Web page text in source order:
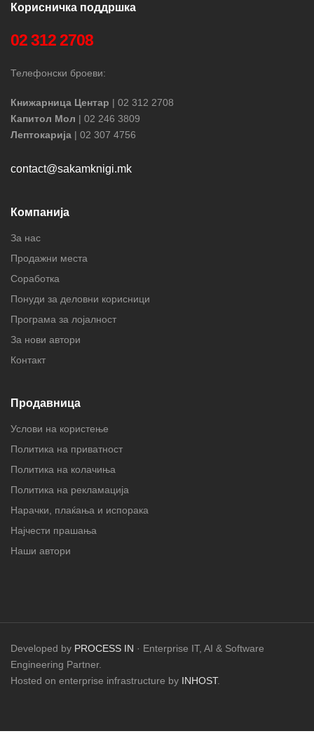
Корисничка поддршка
02 312 2708
Телефонски броеви:
Книжарница Центар | 02 312 2708
Капитол Мол | 02 246 3809
Лептокарија | 02 307 4756
contact@sakamknigi.mk
Компанија
За нас
Продажни места
Соработка
Понуди за деловни корисници
Програма за лојалност
За нови автори
Контакт
Продавница
Услови на користење
Политика на приватност
Политика на колачиња
Политика на рекламација
Нарачки, плаќања и испорака
Најчести прашања
Наши автори
Developed by PROCESS IN · Enterprise IT, AI & Software
Engineering Partner.
Hosted on enterprise infrastructure by INHOST.